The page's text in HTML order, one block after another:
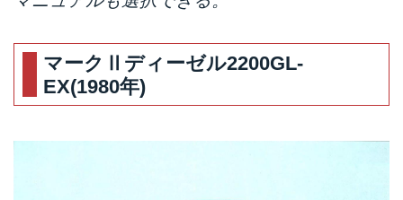
マークⅡディーゼル2200GL-
EX(1980年)